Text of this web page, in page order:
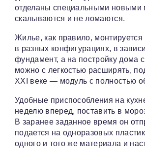
отделаны специальными новыми
скалываются и не ломаются.
Жилье, как правило,
в разных конфигурациях, в
фундамент, а на постройку дома
можно с легкостью расширять,
XXI веке — модуль с полностью
Удобные приспособления на
неделю вперед, поставить в
В заранее заданное время он
подается на одноразовых
одного и того же материала и